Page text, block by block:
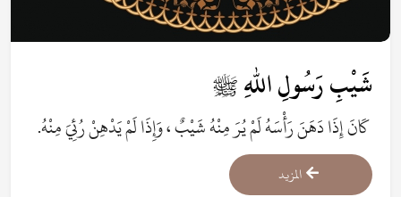
شَيْبِ رَسُولِ اللهِ ﷺ
كَانَ إِذَا دَهَنَ رَأْسَهُ لَمْ يُرَ مِنْهُ شَيْبٌ ، وَإِذَا لَمْ يَدْهِنْ رُئِيَ مِنْهُ.
المزيد